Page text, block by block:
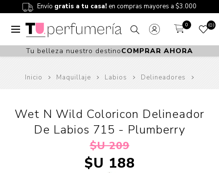
Envío gratis a tu casa! en compras mayores a $3.000
0 0
Tu belleza nuestro destinoCOMPRAR AHORA
Inicio Maquillaje Labios Delineadores
Wet N Wild Coloricon Delineador
De Labios 715 - Plumberry
$U 209
$U 188